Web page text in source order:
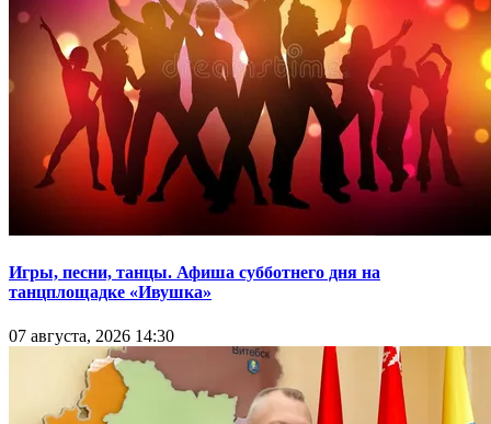
Игры, песни, танцы. Афиша субботнего дня на
танцплощадке «Ивушка»
07 августа, 2026 14:30